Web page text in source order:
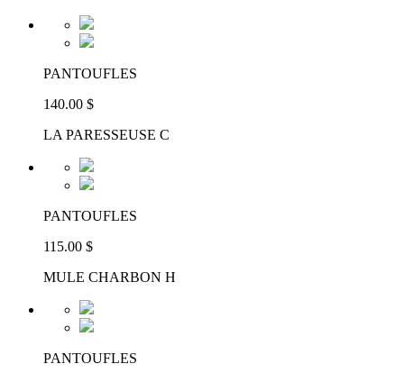
PANTOUFLES
140.00 $
LA PARESSEUSE C
PANTOUFLES
115.00 $
MULE CHARBON H
PANTOUFLES